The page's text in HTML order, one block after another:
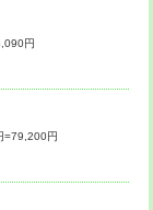
円+材料費
円
=79,200円